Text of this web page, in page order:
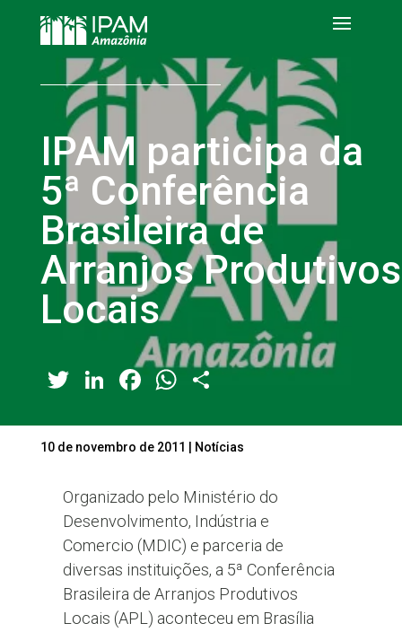
IPAM participa da
5ª Conferência
Brasileira de
Arranjos Produtivos
Locais
Twitter
LinkedIn
Facebook
WhatsApp
Share
10 de novembro de 2011 Notícias
Organizado pelo Ministério do
Desenvolvimento, Indústria e
Comercio (MDIC) e parceria de
diversas instituições, a 5ª Conferência
Brasileira de Arranjos Produtivos
Locais (APL) aconteceu em Brasília